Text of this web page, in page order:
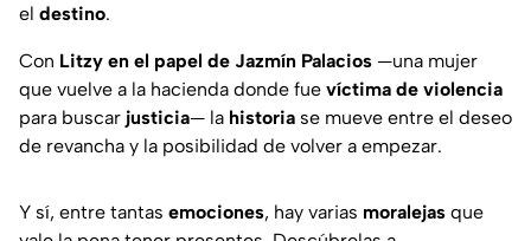
el destino.
Con Litzy en el papel de Jazmín Palacios —una mujer
que vuelve a la hacienda donde fue víctima de violencia
para buscar justicia— la historia se mueve entre el deseo
de revancha y la posibilidad de volver a empezar.
Y sí, entre tantas emociones, hay varias moralejas que